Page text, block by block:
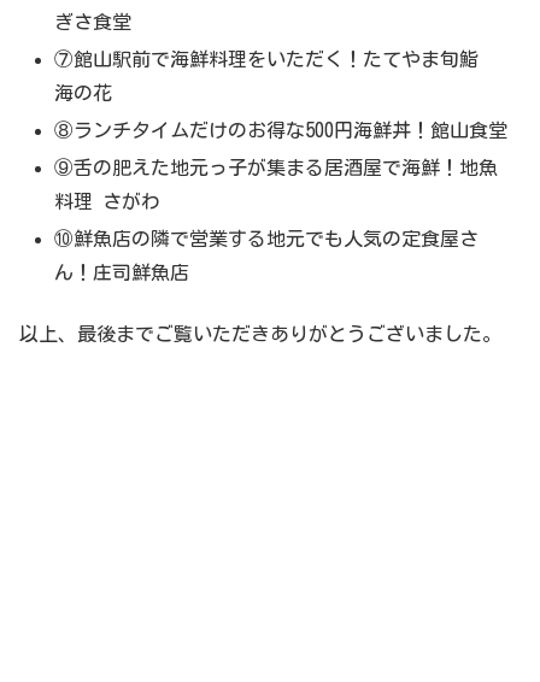
ぎさ食堂
⑦館山駅前で海鮮料理をいただく！たてやま旬鮨
海の花
⑧ランチタイムだけのお得な500円海鮮丼！館山食堂
⑨舌の肥えた地元っ子が集まる居酒屋で海鮮！地魚
料理 さがわ
⑩鮮魚店の隣で営業する地元でも人気の定食屋さ
ん！庄司鮮魚店
以上、最後までご覧いただきありがとうございました。